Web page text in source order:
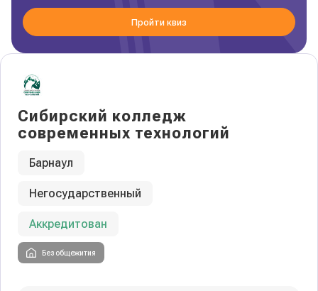
Сибирский колледж
современных технологий
Барнаул
Негосударственный
Аккредитован
Без общежития
Пройти квиз